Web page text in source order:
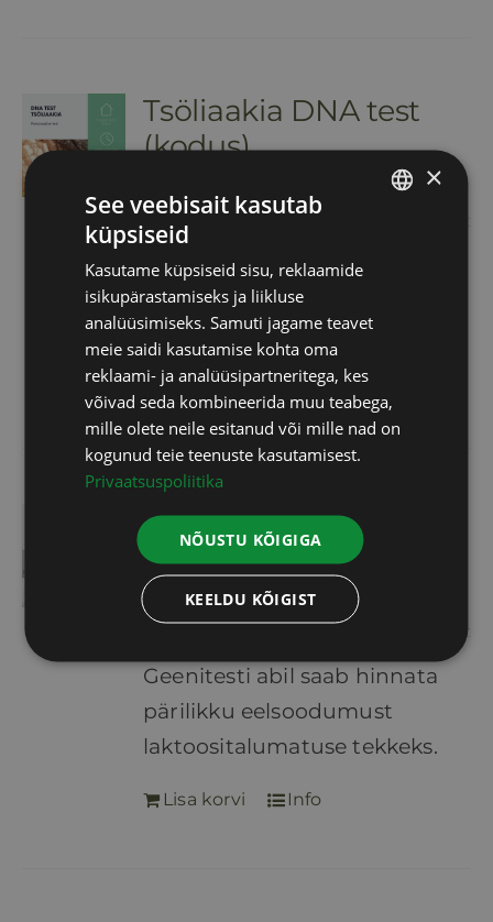
Tsöliaakia DNA test
(kodus)
Geenitesti abil saab hinnata
pärilikku eelsoodumust tsöliaakia
tekkeks.
Lisa korvi Info
Laktoositalumatuse
test (kodus)
89,00€ sisaldab KM
Geenitesti abil saab hinnata
pärilikku eelsoodumust
laktoositalumatuse tekkeks.
Lisa korvi Info
×
See veebisait kasutab
küpsiseid
Kasutame küpsiseid sisu, reklaamide
isikupärastamiseks ja liikluse
analüüsimiseks. Samuti jagame teavet
meie saidi kasutamise kohta oma
reklaami- ja analüüsipartneritega, kes
võivad seda kombineerida muu teabega,
mille olete neile esitanud või mille nad on
kogunud teie teenuste kasutamisest.
Privaatsuspoliitika
NÕUSTU KÕIGIGA
KEELDU KÕIGIST